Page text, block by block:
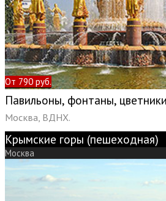
От 790 руб.
Павильоны, фонтаны,
Москва, ВДНХ.
Крымские горы (пешеходная)
Москва